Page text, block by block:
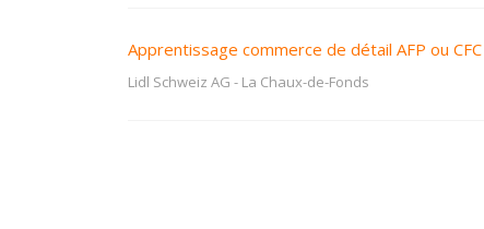
Apprentissage commerce de détail AFP ou
Lidl Schweiz AG - La Chaux-de-Fonds